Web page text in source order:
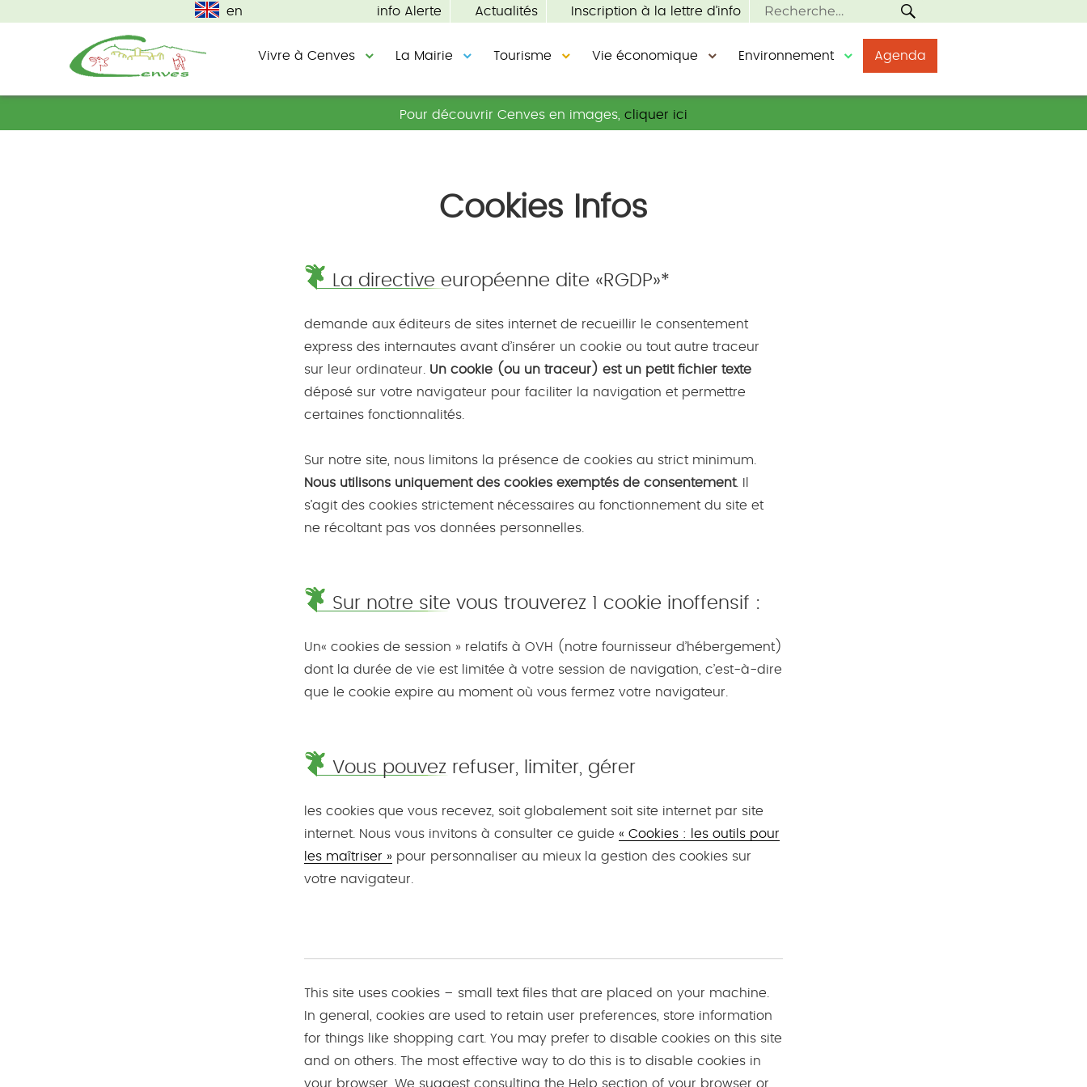
en info Alerte Actualités Inscription à la lettre d’info
Recherche
Cenves
Vivre à Cenves La Mairie Tourisme Vie économique Environnement Agenda
Pour découvrir Cenves en images, cliquer ici
Cookies Infos
La directive européenne dite «RGDP»*
demande aux éditeurs de sites internet de recueillir le consentement
express des internautes avant d’insérer un cookie ou tout autre traceur
sur leur ordinateur. Un cookie (ou un traceur) est un petit fichier texte
déposé sur votre navigateur pour faciliter la navigation et permettre
certaines fonctionnalités.
Sur notre site, nous limitons la présence de cookies au strict minimum.
Nous utilisons uniquement des cookies exemptés de consentement. Il
s’agit des cookies strictement nécessaires au fonctionnement du site et
ne récoltant pas vos données personnelles.
Sur notre site vous trouverez 1 cookie inoffensif :
Un« cookies de session » relatifs à OVH (notre fournisseur d’hébergement)
dont la durée de vie est limitée à votre session de navigation, c’est-à-dire
que le cookie expire au moment où vous fermez votre navigateur.
Vous pouvez refuser, limiter, gérer
les cookies que vous recevez, soit globalement soit site internet par site
internet. Nous vous invitons à consulter ce guide« Cookies : les outils pour
les maîtriser » pour personnaliser au mieux la gestion des cookies sur
votre navigateur.
This site uses cookies – small text files that are placed on your machine.
In general, cookies are used to retain user preferences, store information
for things like shopping cart. You may prefer to disable cookies on this site
and on others. The most effective way to do this is to disable cookies in
your browser. We suggest consulting the Help section of your browser or